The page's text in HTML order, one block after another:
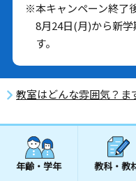
※本キャンペーン終了後
8月24日(月)から新
す。
教室はどんな雰囲気？ま
年齢・学年 教科・教